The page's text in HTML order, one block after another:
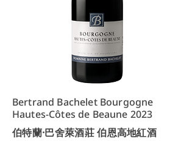
Bertrand Bachelet Bourgogne
Hautes-Côtes de Beaune 2023
伯特蘭·巴舍萊酒莊 伯恩高地紅酒